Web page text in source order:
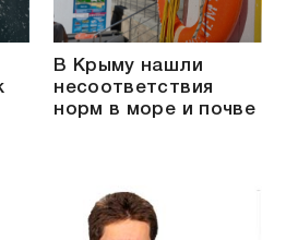
В Крыму нашли
несоответствия
норм в море и почве